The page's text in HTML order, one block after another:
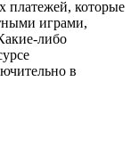
платежей, которые
играми,
либо
в